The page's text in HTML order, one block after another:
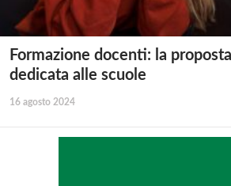
Formazione docenti: la
dedicata alle scuole
16 agosto 2024